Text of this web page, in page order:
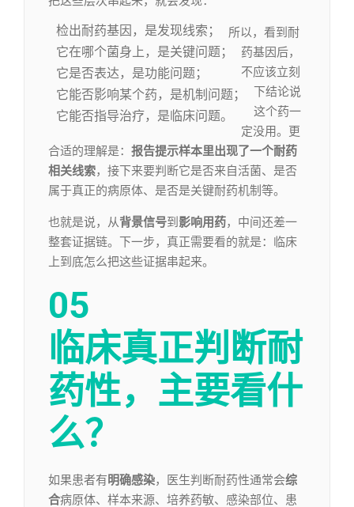
检出耐药基因，是发现线索；
它在哪个菌身上，是关键问题；
它是否表达，是功能问题；
它能否影响某个药，是机制问题；
它能否指导治疗，是临床问题。
所以，看到耐
药基因后，
不应该立刻
下结论说
这个药一
定没用。更
合适的理解是： 报告提示样本里出现了一个耐药
相关线索，接下来要判断它是否来自活菌、是否
属于真正的病原体、是否是关键耐药机制等。
也就是说，从背景信号到 影响用药，中间还差一
整套证据链。下一步，真正需要看的就是：临床
上到底怎么把这些证据串起来。
05
临床真正判断耐
药性， 主要看什
么？
如果患者有明确感染，医生判断耐药性通常会综
合病原体、样本来源、培养药敏、感染部位、患